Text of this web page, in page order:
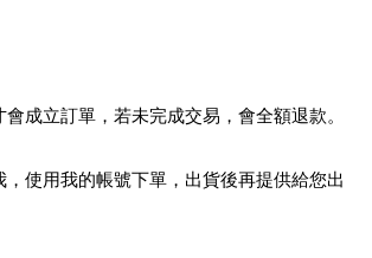
成立訂單，若未完成交易，會全額退款。
使用我的帳號下單，出貨後再提供給您出